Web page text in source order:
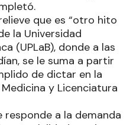
que es “otro hito
la Universidad
(UPLaB), donde a las
se le suma a partir
de dictar en la
y Licenciatura
responde a la demanda